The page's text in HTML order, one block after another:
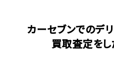
カーセブンでのデ
買取査定を